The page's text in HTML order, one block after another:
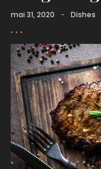
mai 31, 2020 - Dishes